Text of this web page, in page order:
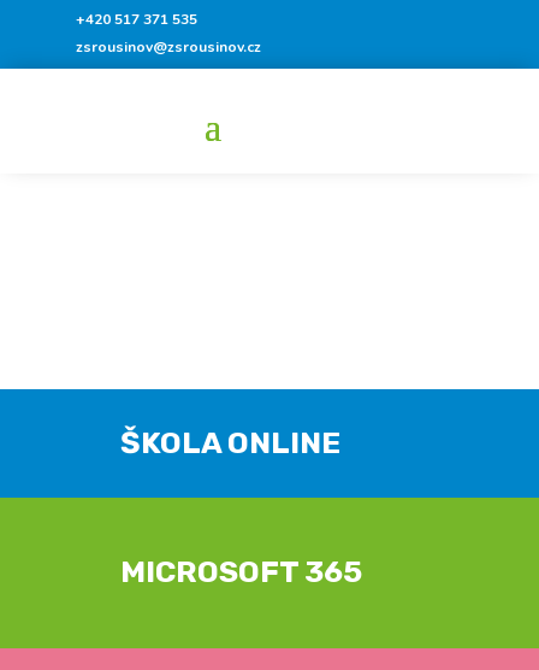
+420 517 371 535
zsrousinov@zsrousinov.cz
ŠKOLA ONLINE
MICROSOFT 365